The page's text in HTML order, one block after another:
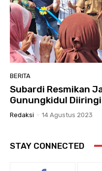
BERITA
Subardi Resmikan
Gunungkidul
Redaksi - 14 Agustus 2023
STAY CONNECTED